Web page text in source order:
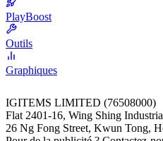
PlayBoost
Outils
Graphiques
IGITEMS LIMITED (76508000)
Flat 2401-16, Wing Shing
26 Ng Fong Street, Kwun Tong,